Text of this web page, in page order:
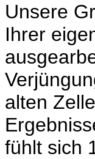
Unsere
Ihrer
alten
fühlt sich